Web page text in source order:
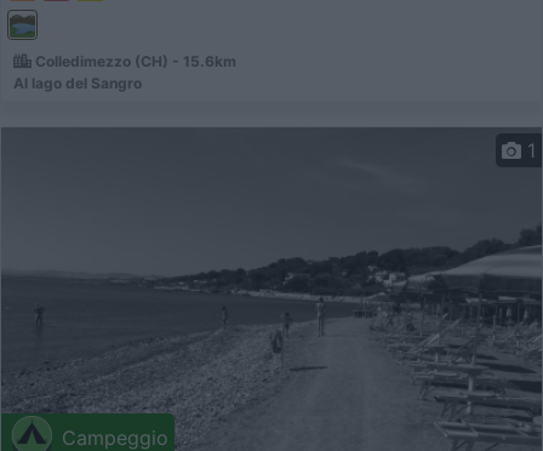
Colledimezzo (CH) - 15.6km
Al lago del Sangro
Campeggio
1